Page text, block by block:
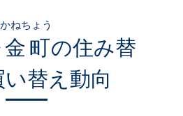
町
ねちょう
の住み替
替え動向